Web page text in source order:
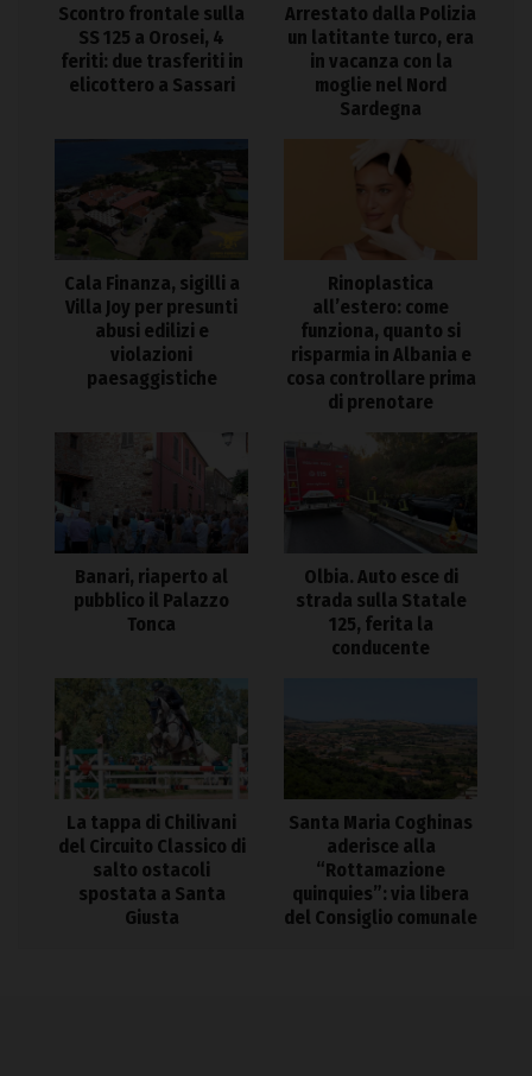
Scontro frontale sulla
SS 125 a Orosei, 4
feriti: due trasferiti in
elicottero a Sassari
Arrestato dalla Polizia
un latitante turco, era
in vacanza con la
moglie nel Nord
Sardegna
Cala Finanza, sigilli a
Villa Joy per presunti
abusi edilizi e
violazioni
paesaggistiche
Rinoplastica
all’estero: come
funziona, quanto si
risparmia in Albania e
cosa controllare prima
di prenotare
Banari, riaperto al
pubblico il Palazzo
Tonca
Olbia. Auto esce di
strada sulla Statale
125, ferita la
conducente
La tappa di Chilivani
del Circuito Classico di
salto ostacoli
spostata a Santa
Giusta
Santa Maria Coghinas
aderisce alla
“Rottamazione
quinquies”: via libera
del Consiglio comunale